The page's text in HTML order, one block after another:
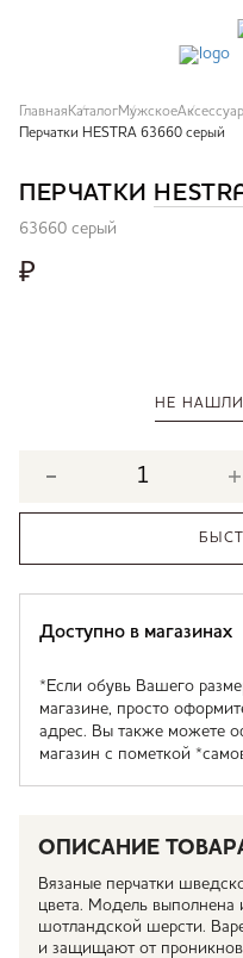
Главная КаталогМужское
Перчатки HESTRA 63660 серый
ПЕРЧАТКИ
63660 серый
₽
НЕ НАШЛИ
Доступно в магазинах
*Если обувь Вашего
магазине, просто
адрес. Вы также можете
магазин с пометкой
ОПИСАНИЕ
Вязаные перчатки
цвета. Модель выполнена
шотландской шерсти.
и защищают от